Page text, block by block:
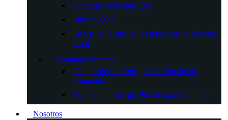
Hamacas estilo brasileño
Silla colgante
Tienda de la silla de los niños que cuelga del
árbol
Camping eléctrico
Congelador de Refrigerador Portátil de
acampada
Estación de Energía Portátil para Acampar
Nosotros